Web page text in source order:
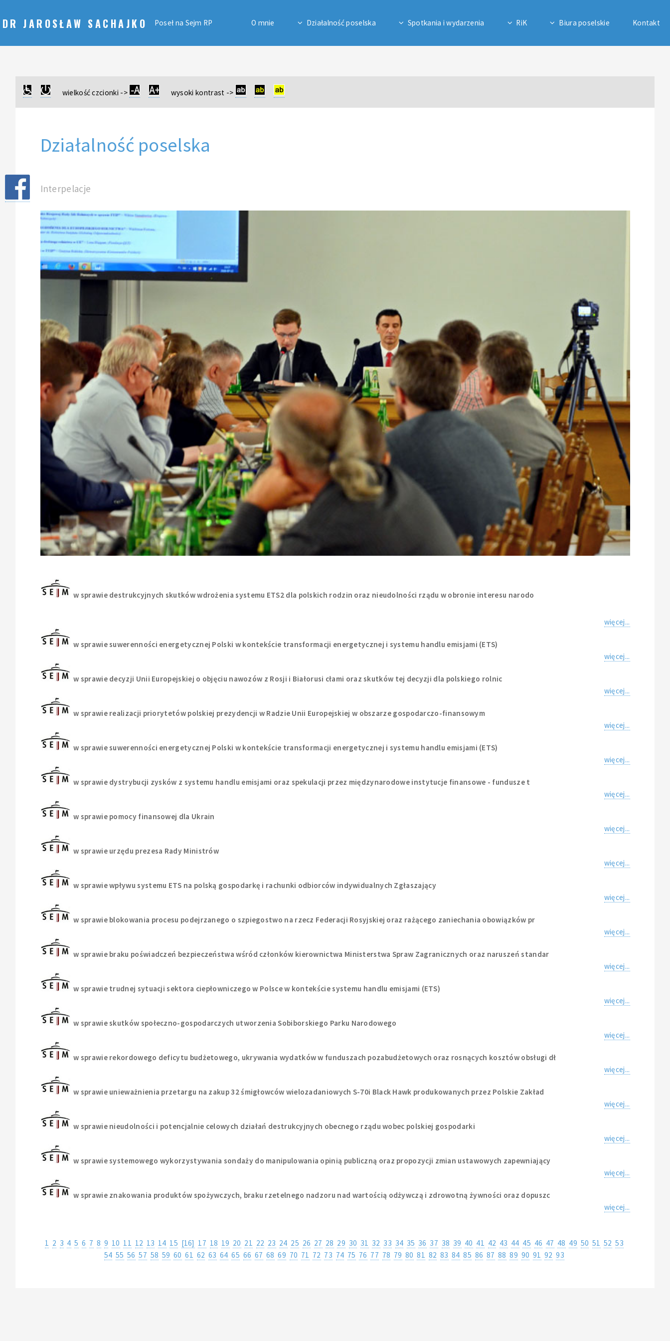
DR JAROSŁAW SACHAJKO Poseł na Sejm RP O mnie Działalność poselska Spotkania i wydarzenia RiK Biura poselskie Kontakt
wielkość czcionki -> wysoki kontrast ->
Działalność poselska
Interpelacje
w sprawie destrukcyjnych skutków wdrożenia systemu ETS2 dla polskich rodzin oraz nieudolności rządu w obronie interesu narodo
więcej...
w sprawie suwerenności energetycznej Polski w kontekście transformacji energetycznej i systemu handlu emisjami (ETS)
więcej...
w sprawie decyzji Unii Europejskiej o objęciu nawozów z Rosji i Białorusi cłami oraz skutków tej decyzji dla polskiego rolnic
więcej...
w sprawie realizacji priorytetów polskiej prezydencji w Radzie Unii Europejskiej w obszarze gospodarczo-finansowym
więcej...
w sprawie suwerenności energetycznej Polski w kontekście transformacji energetycznej i systemu handlu emisjami (ETS)
więcej...
w sprawie dystrybucji zysków z systemu handlu emisjami oraz spekulacji przez międzynarodowe instytucje finansowe - fundusze t
więcej...
w sprawie pomocy finansowej dla Ukrain
więcej...
w sprawie urzędu prezesa Rady Ministrów
więcej...
w sprawie wpływu systemu ETS na polską gospodarkę i rachunki odbiorców indywidualnych Zgłaszający
więcej...
w sprawie blokowania procesu podejrzanego o szpiegostwo na rzecz Federacji Rosyjskiej oraz rażącego zaniechania obowiązków pr
więcej...
w sprawie braku poświadczeń bezpieczeństwa wśród członków kierownictwa Ministerstwa Spraw Zagranicznych oraz naruszeń standar
więcej...
w sprawie trudnej sytuacji sektora ciepłowniczego w Polsce w kontekście systemu handlu emisjami (ETS)
więcej...
w sprawie skutków społeczno-gospodarczych utworzenia Sobiborskiego Parku Narodowego
więcej...
w sprawie rekordowego deficytu budżetowego, ukrywania wydatków w funduszach pozabudżetowych oraz rosnących kosztów obsługi dł
więcej...
w sprawie unieważnienia przetargu na zakup 32 śmigłowców wielozadaniowych S-70i Black Hawk produkowanych przez Polskie Zakład
więcej...
w sprawie nieudolności i potencjalnie celowych działań destrukcyjnych obecnego rządu wobec polskiej gospodarki
więcej...
w sprawie systemowego wykorzystywania sondaży do manipulowania opinią publiczną oraz propozycji zmian ustawowych zapewniający
więcej...
w sprawie znakowania produktów spożywczych, braku rzetelnego nadzoru nad wartością odżywczą i zdrowotną żywności oraz dopuszc
więcej...
1 2 3 4 5 6 7 8 9 10 11 12 13 14 15 [16] 17 18 19 20 21 22 23 24 25 26 27 28 29 30 31 32 33 34 35 36 37 38 39 40 41 42 43 44 45 46 47 48 49 50 51 52 53
54 55 56 57 58 59 60 61 62 63 64 65 66 67 68 69 70 71 72 73 74 75 76 77 78 79 80 81 82 83 84 85 86 87 88 89 90 91 92 93